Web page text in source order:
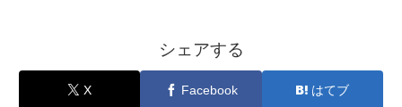
シェアする
X Facebook はてブ